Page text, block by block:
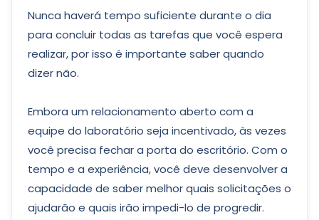
Nunca haverá tempo suficiente durante o dia
para concluir todas as tarefas que você espera
realizar, por isso é importante saber quando
dizer não.
Embora um relacionamento aberto com a
equipe do laboratório seja incentivado, às vezes
você precisa fechar a porta do escritório. Com o
tempo e a experiência, você deve desenvolver a
capacidade de saber melhor quais solicitações o
ajudarão e quais irão impedi-lo de progredir.